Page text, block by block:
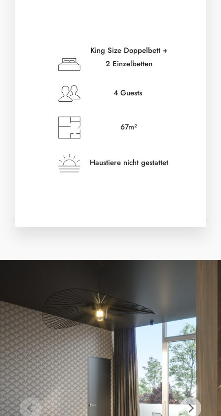
King Size Doppelbett +
2 Einzelbetten
4 Guests
67m²
Haustiere nicht gestattet